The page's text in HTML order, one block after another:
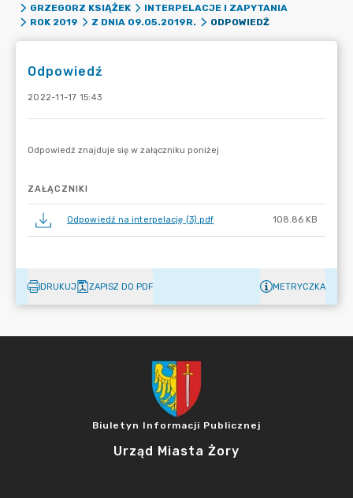
GRZEGORZ KSIĄŻEK
INTERPELACJE I ZAPYTANIA
ROK 2019
Z DNIA 09.05.2019R. ODPOWIEDŹ
Odpowiedź
2022-11-17 15:43
ZAŁĄCZNIKI
Odpowiedź na interpelację (3).pdf 108.86 KB
DRUKUJ ZAPISZ DO PDF METRYCZKA
Biuletyn Informacji Publicznej
Urząd Miasta Żory